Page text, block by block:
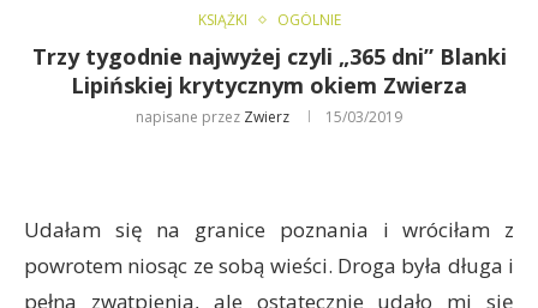
KSIĄŻKI OGÓLNIE
Trzy tygodnie najwyżej czyli „365 dni” Blanki
Lipińskiej krytycznym okiem Zwierza
napisane przez Zwierz 15/03/2019
Udałam się na granice poznania i wróciłam z
powrotem niosąc ze sobą wieści. Droga była długa i
pełna zwątpienia, ale ostatecznie udało mi się